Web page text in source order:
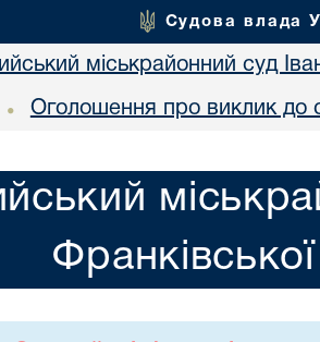
Судова влада
міськрайонний суд
• Оголошення про виклик до